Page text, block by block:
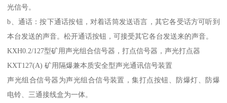
光信号。
b、通话：按下通话按钮，对着话筒发送语言，其它各受话方可听到
本台发送的声音。松开通话按钮，可接受其它各台发送来的声音。
KXH0.2/127型矿用声光组合信号器，打点信号器，声光打点器
KXT127(A) 矿用隔爆兼本质安全型声光通讯信号装置
声光组合信号器为声光组合信号装置，集打点按钮、防爆灯、防爆
电铃、三通接线盒为一体。